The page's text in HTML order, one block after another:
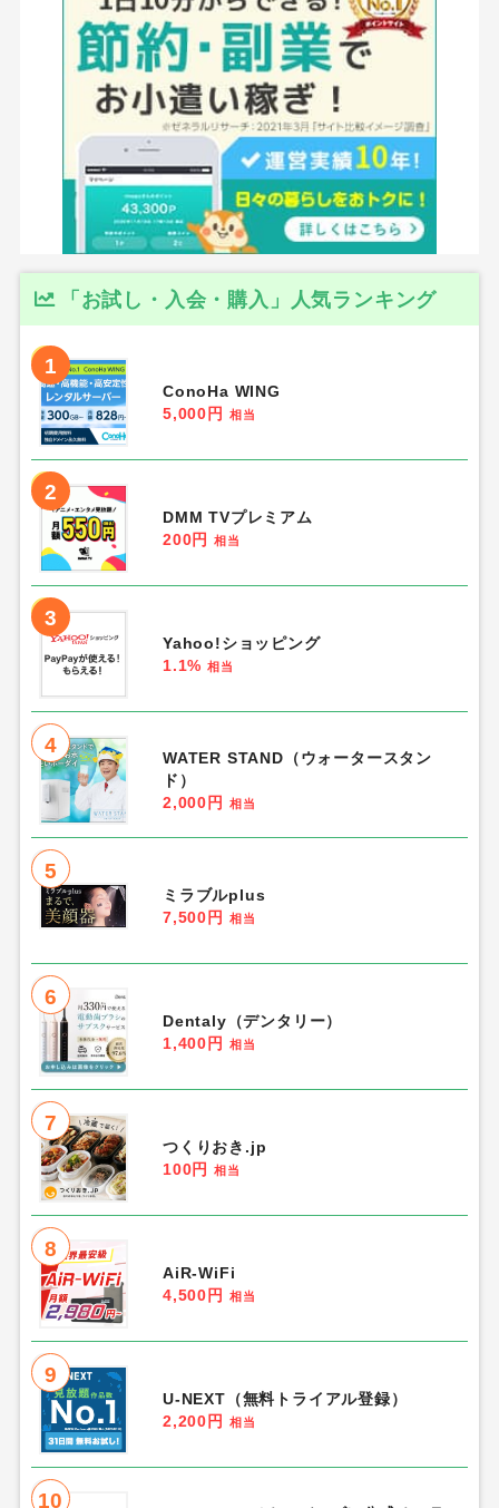
「お試し・入会・購入」人気ランキング
1
ConoHa WING
5,000円
相当
2
DMM TVプレミアム
200円
相当
3
Yahoo!ショッピング
1.1% 相当
4
WATER STAND（ウォータースタン
ド）
2,000円
相当
5
ミラブルplus
7,500円
相当
6
Dentaly（デンタリー）
1,400円
相当
7
つくりおき.jp
100円
相当
8
AiR-WiFi
4,500円
相当
9
U-NEXT（無料トライアル登録）
2,200円
相当
10